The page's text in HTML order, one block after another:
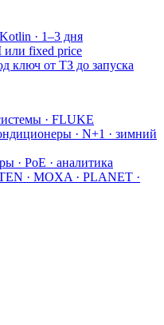
· 1–3 дня
fixed price
ключ от ТЗ до запуска
· FLUKE
· N+1 · зимний
· PoE · аналитика
· MOXA · PLANET ·